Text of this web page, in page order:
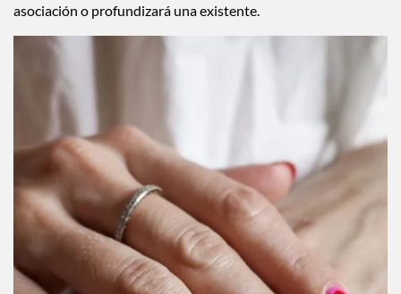
asociación o profundizará una existente.